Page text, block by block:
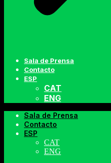
Sala de Prensa
Contacto
ESP
CAT
ENG
Sala de Prensa
Contacto
ESP
CAT
ENG